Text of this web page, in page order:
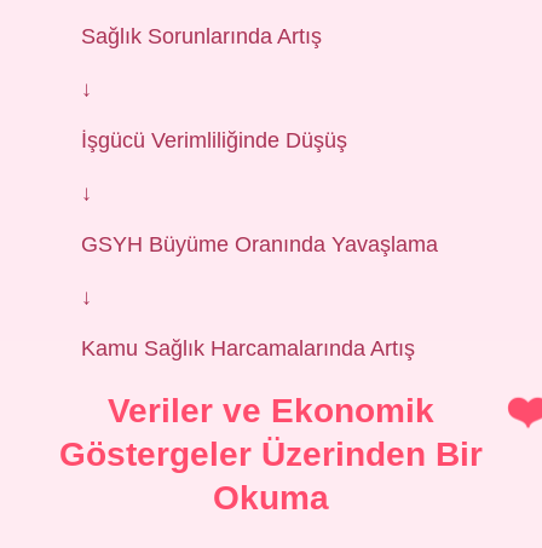
Sağlık Sorunlarında Artış
↓
İşgücü Verimliliğinde Düşüş
↓
GSYH Büyüme Oranında Yavaşlama
↓
Kamu Sağlık Harcamalarında Artış
Veriler ve Ekonomik
Göstergeler Üzerinden Bir
Okuma